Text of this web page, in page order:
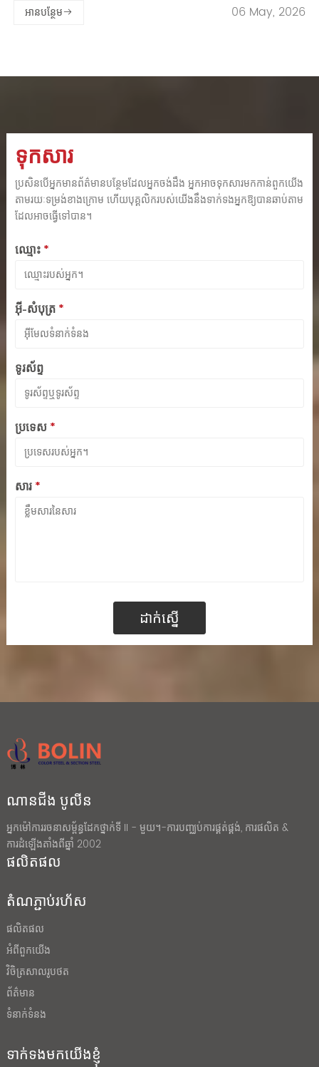
អានបន្ថែម 06 May, 2026
ទុកសារ
ប្រសិនបើអ្នកមានព័ត៌មានបន្ថែមដែលអ្នកចង់ដឹង អ្នកអាចទុកសារមកកាន់ពួកយើង
តាមរយៈទម្រង់ខាងក្រោម ហើយបុគ្គលិករបស់យើងនឹងទាក់ទងអ្នកឱ្យបានឆាប់តាម
ដែលអាចធ្វើទៅបាន។
ឈ្មោះ *
អ៊ី-សំបុត្រ *
ទូរស័ព្ទ
ប្រទេស *
សារ *
ណានជីង បូលីន
អ្នកម៉ៅការរចនាសម្ព័ន្ធដែកថ្នាក់ទី II - មួយ។-ការបញ្ឈប់ការផ្គត់ផ្គង់, ការផលិត &
ការដំឡើងតាំងពីឆ្នាំ 2002
ផលិតផល
តំណភ្ជាប់រហ័ស
ផលិតផល
អំពីពួកយើង
វិចិត្រសាលរូបថត
ព័ត៌មាន
ទំនាក់ទំនង
ទាក់ទងមកយើងខ្ញុំ